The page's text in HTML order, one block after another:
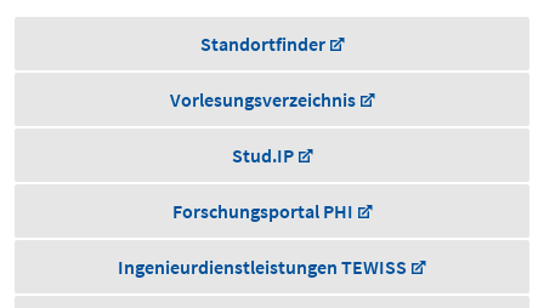
Standortfinder
Vorlesungsverzeichnis
Stud.IP
Forschungsportal PHI
Ingenieurdienstleistungen TEWISS